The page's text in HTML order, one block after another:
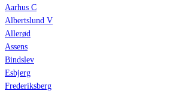
Aarhus C
Albertslund V
Allerød
Assens
Bindslev
Esbjerg
Frederiksberg